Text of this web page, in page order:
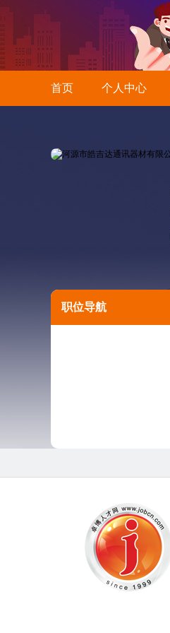
首页 个人中心
职位导航